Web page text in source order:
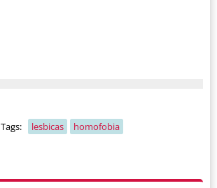
Tags: lesbicas homofobia